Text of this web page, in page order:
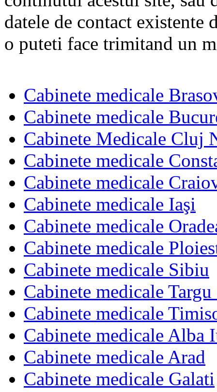
datele de contact existente
o puteti face trimitand un
Cabinete medicale
Cabinete medicale
Cabinete Medicale Cluj
Cabinete medicale
Cabinete medicale
Cabinete medicale Iaşi
Cabinete medicale
Cabinete medicale
Cabinete medicale Sibiu
Cabinete medicale
Cabinete medicale
Cabinete medicale Alba
Cabinete medicale Arad
Cabinete medicale Galati